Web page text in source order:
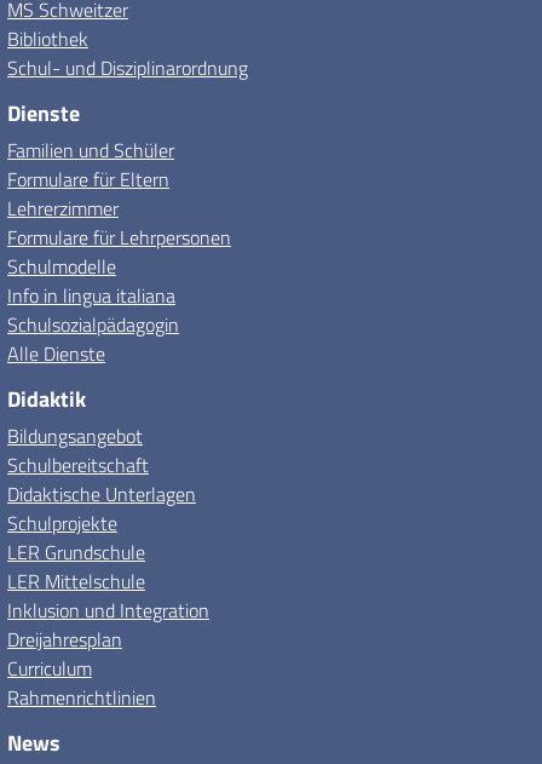
MS Schweitzer
Bibliothek
Schul- und Disziplinarordnung
Dienste
Familien und Schüler
Formulare für Eltern
Lehrerzimmer
Formulare für Lehrpersonen
Schulmodelle
Info in lingua italiana
Schulsozialpädagogin
Alle Dienste
Didaktik
Bildungsangebot
Schulbereitschaft
Didaktische Unterlagen
Schulprojekte
LER Grundschule
LER Mittelschule
Inklusion und Integration
Dreijahresplan
Curriculum
Rahmenrichtlinien
News